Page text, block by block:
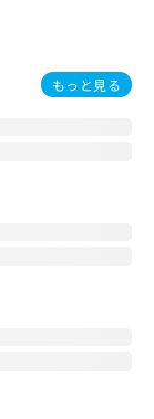
もっと見る